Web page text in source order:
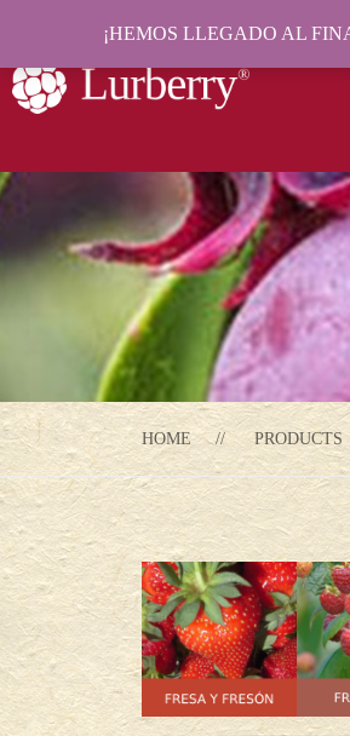
HOME PRODUCTS
¡HEMOS LLEGADO AL